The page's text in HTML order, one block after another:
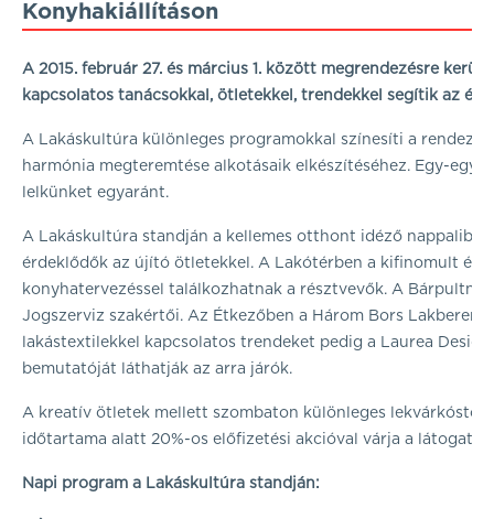
Konyhakiállításon
A 2015. február 27. és március 1. között megrendezésre
kapcsolatos tanácsokkal, ötletekkel, trendekkel segítik az
A Lakáskultúra különleges programokkal színesíti a
harmónia megteremtése alkotásaik elkészítéséhez. Egy-egy
lelkünket egyaránt.
A Lakáskultúra standján a kellemes otthont idéző
érdeklődők az újító ötletekkel. A Lakótérben a kifinomult és
konyhatervezéssel találkozhatnak a résztvevők. A
Jogszerviz szakértői. Az Étkezőben a Három Bors
lakástextilekkel kapcsolatos trendeket pedig a Laurea
bemutatóját láthatják az arra járók.
A kreatív ötletek mellett szombaton különleges
időtartama alatt 20%-os előfizetési akcióval várja a
Napi program a Lakáskultúra standján: